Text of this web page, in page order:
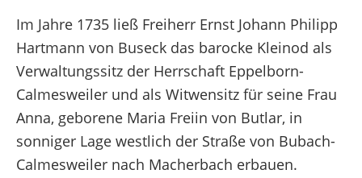
Im Jahre 1735 ließ Freiherr Ernst Johann Philipp
Hartmann von Buseck das barocke Kleinod als
Verwaltungssitz der Herrschaft Eppelborn-
Calmesweiler und als Witwensitz für seine Frau
Anna, geborene Maria Freiin von Butlar, in
sonniger Lage westlich der Straße von Bubach-
Calmesweiler nach Macherbach erbauen.